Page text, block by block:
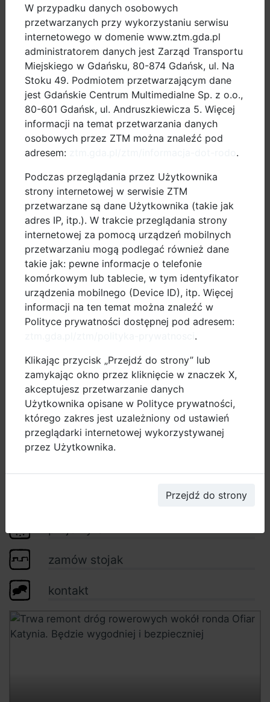
Na pojazdach elektrycznych skupi się również projekt
BSR Electric. Podczas, gdy w Gdańsku promowane
będą elektryczne rowery, partnerzy projektu skupią
się na elektrycznych autobusach, elektrycznych
hulajnogach czy E-logistyce.
Z kolei projekt Citities.multimodal umożliwi wymianę
doświadczeń z zakresu tzw. „zielonej mobilności” oraz
integracji różnych form przemieszczania się w mieście
m.in. dzięki nowinkom z branży IT.
Wszystkie trzy projekty dofinansowane zostaną z
Programu Interreg Regionu Morza Bałtyckiego
realizowane będą przez najbliższe trzy lata w
Referacie Mobilności Aktywnej, Wydziału Gospodarki
Komunalnej Urzędu Miejskiego w Gdańsku. Decyzja o
przyznaniu środków zapadła podczas posiedzenia w
Helsinkach w dniach 23-24 maja. Komitet Monitorujący
programu poinformuje liderów poszczególnych
projektów pisemnie o warunkach udzielenia
dofinansowania oraz o zakresie, w jakim będą mogli
projektów przeznaczono 177 mln eur z Europejskiego
Funduszu Rozwoju Regionalnego.
ZOBACZ LISTĘ PROJEKTÓW
dobre praktyki
zamów stojak
kontakt
W przypadku danych osobowych
przetwarzanych przy wykorzystaniu serwisu
internetowego w domenie www.ztm.gda.pl
administratorem danych jest Zarząd Transportu
Miejskiego w Gdańsku, 80-874 Gdańsk, ul. Na
Stoku 49. Podmiotem przetwarzającym dane
jest Gdańskie Centrum Multimedialne Sp. z o.o.,
80-601 Gdańsk, ul. Andruszkiewicza 5. Więcej
informacji na temat przetwarzania danych
osobowych przez ZTM można znaleźć pod
adresem:
.
Podczas przeglądania przez Użytkownika
strony internetowej w serwisie ZTM
przetwarzane są dane Użytkownika (takie jak
adres IP, itp.). W trakcie przeglądania strony
internetowej za pomocą urządzeń mobilnych
przetwarzaniu mogą podlegać również dane
takie jak: pewne informacje o telefonie
komórkowym lub tablecie, w tym identyfikator
urządzenia mobilnego (Device ID), itp. Więcej
informacji na ten temat można znaleźć w
Polityce prywatności dostępnej pod adresem:
.
Klikając przycisk „Przejdź do strony” lub
zamykając okno przez kliknięcie w znaczek X,
akceptujesz przetwarzanie danych
Użytkownika opisane w Polityce prywatności,
którego zakres jest uzależniony od ustawień
przeglądarki internetowej wykorzystywanej
przez Użytkownika.
Przejdź do strony